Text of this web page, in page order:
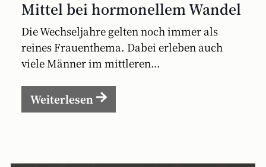
Mittel bei hormonellem Wandel
Die Wechseljahre gelten noch immer als
reines Frauenthema. Dabei erleben auch
viele Männer im mittleren...
Weiterlesen